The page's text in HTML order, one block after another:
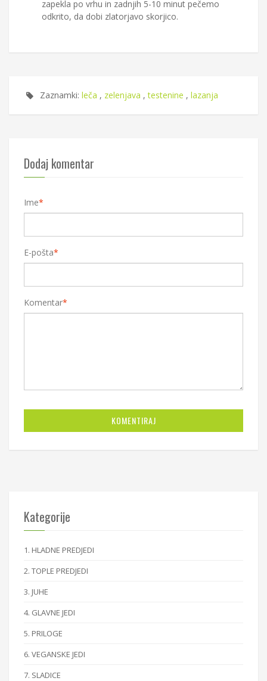
zapekla po vrhu in zadnjih 5-10 minut pečemo
odkrito, da dobi zlatorjavo skorjico.
Zaznamki: leča , zelenjava ,testenine , lazanja
Dodaj komentar
Ime*
E-pošta*
Komentar*
KOMENTIRAJ
Kategorije
1. HLADNE PREDJEDI
2. TOPLE PREDJEDI
3. JUHE
4. GLAVNE JEDI
5. PRILOGE
6. VEGANSKE JEDI
7. SLADICE